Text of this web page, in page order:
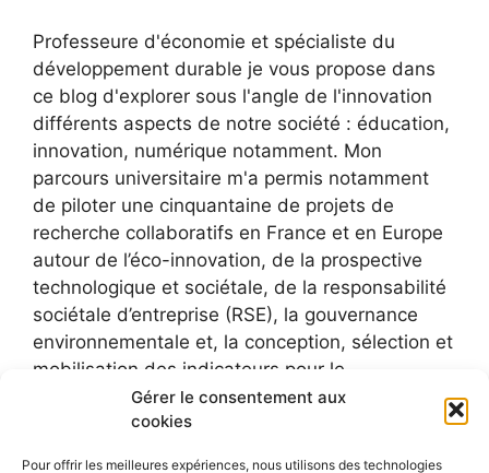
Gérer le consentement aux
cookies
Pour offrir les meilleures expériences, nous utilisons des technologies
Professeure d'économie et spécialiste du
développement durable je vous propose dans
ce blog d'explorer sous l'angle de l'innovation
différents aspects de notre société : éducation,
innovation, numérique notamment. Mon
parcours universitaire m'a permis notamment
de piloter une cinquantaine de projets de
recherche collaboratifs en France et en Europe
autour de l’éco-innovation, de la prospective
technologique et sociétale, de la responsabilité
sociétale d’entreprise (RSE), la gouvernance
environnementale et, la conception, sélection et
mobilisation des indicateurs pour le
développement durable.